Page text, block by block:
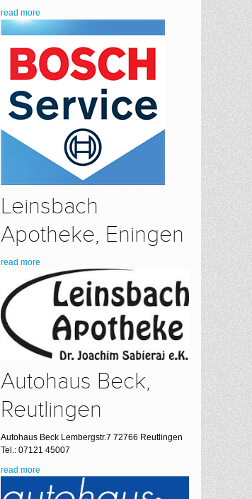
read more
Leinsbach
Apotheke, Eningen
read more
Autohaus Beck,
Reutlingen
Autohaus Beck Lembergstr.7 72766 Reutlingen
Tel.: 07121 45007
read more